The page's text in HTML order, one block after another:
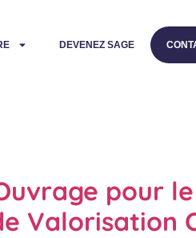
DEVENEZ SAGE
pour
Valorisation